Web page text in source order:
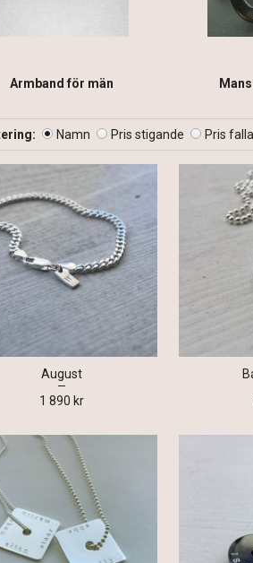
Armband för män
Namn Pris stigande Pris
August
1 890 kr